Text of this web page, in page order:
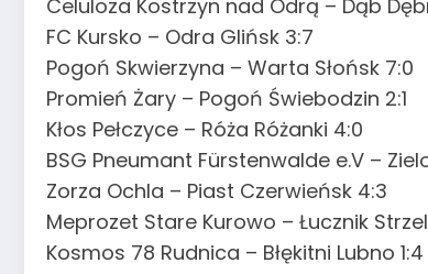
Celuloza Kostrzyn nad Odrą – Dąb
FC Kursko – Odra Glińsk 3:7
Pogoń Skwierzyna – Warta Słońsk 7:0
Promień Żary – Pogoń Świebodzin 2:1
Kłos Pełczyce – Róża Różanki 4:0
BSG Pneumant Fürstenwalde e.V –
Zorza Ochla – Piast Czerwieńsk 4:3
Meprozet Stare Kurowo – Łucznik
Kosmos 78 Rudnica – Błękitni Lubno 1:4